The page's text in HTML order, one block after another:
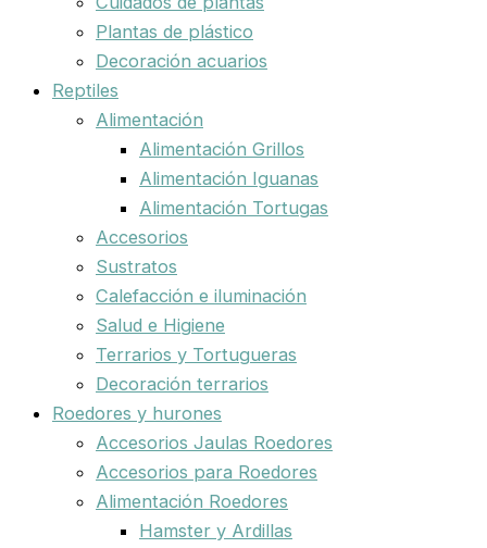
Plantas de plástico
Decoración acuarios
Reptiles
Alimentación
Alimentación Grillos
Alimentación Iguanas
Alimentación Tortugas
Accesorios
Sustratos
Calefacción e iluminación
Salud e Higiene
Terrarios y Tortugueras
Decoración terrarios
Roedores y hurones
Accesorios Jaulas Roedores
Accesorios para Roedores
Alimentación Roedores
Hamster y Ardillas